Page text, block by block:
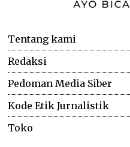
Tentang kami
Redaksi
Pedoman Media Siber
Kode Etik Jurnalistik
Toko